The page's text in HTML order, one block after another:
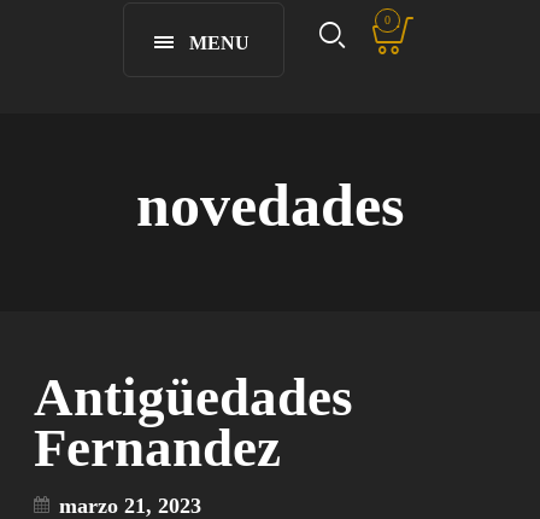
MENU
0
novedades
Antigüedades
Fernandez
marzo 21, 2023